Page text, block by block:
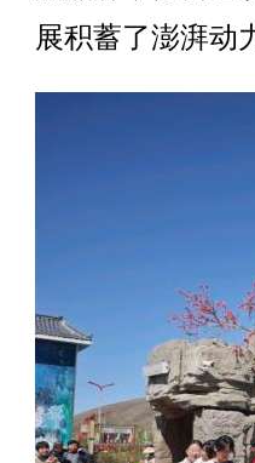
展积蓄了澎湃动